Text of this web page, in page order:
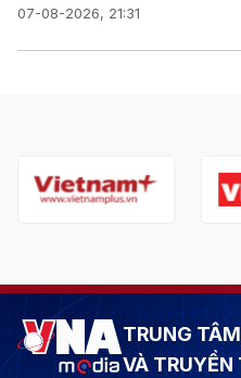
07-08-2026, 21:31
TRUNG
VÀ TRUYỀN